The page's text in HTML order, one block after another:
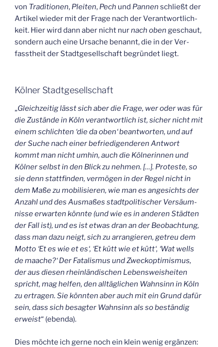
von Tra­di­tio­nen, Plei­ten, Pech und Pan­nen schließt der
Arti­kel wie­der mit der Fra­ge nach der Ver­ant­wort­lich­
keit. Hier wird dann aber nicht nurnach oben geschaut,
son­dern auch eine Ursa­che benannt, die in der Ver­
fasst­heit der Stadt­ge­sell­schaft begrün­det liegt.
Köl­ner Stadtgesellschaft
„Gleich­zei­tig lässt sich aber die Fra­ge, wer oder was für
die Zustän­de in Köln ver­ant­wort­lich ist, sicher nicht mit
einem schlich­ten ‘die da oben‘ beant­wor­ten, und auf
der Suche nach einer befrie­di­gen­de­ren Ant­wort
kommt man nicht umhin, auch die Köl­ne­rin­nen und
Köl­ner selbst in den Blick zu neh­men. […]. Pro­tes­te, so
sie denn statt­fin­den, ver­mö­gen in der Regel nicht in
dem Maße zu mobi­li­sie­ren, wie man es ange­sichts der
Anzahl und des Aus­ma­ßes stadt­po­li­ti­scher Ver­säum­
nis­se erwar­ten könn­te (und wie es in ande­ren Städ­ten
der Fall ist), und es ist etwas dran an der Beob­ach­tung,
dass man dazu neigt, sich zu arran­gie­ren, getreu dem
Mot­to ‘Et es wie et es‘, ‘Et kütt wie et kütt‘, ‘Wat wells
de maa­che?‘ Der Fata­lis­mus und Zweck­op­ti­mis­mus,
der aus die­sen rhein­län­di­schen Lebens­weis­hei­ten
spricht, mag hel­fen, den all­täg­li­chen Wahn­sinn in Köln
zu ertra­gen. Sie könn­ten aber auch mit ein Grund dafür
sein, dass sich besag­ter Wahn­sinn als so bestän­dig
erweist“ (eben­da).
Dies möch­te ich ger­ne noch ein klein wenig ergän­zen: